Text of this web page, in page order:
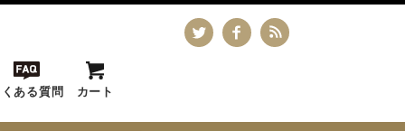
ある質問 カート